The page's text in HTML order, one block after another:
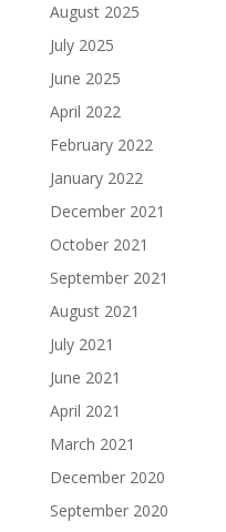
August 2025
July 2025
June 2025
April 2022
February 2022
January 2022
December 2021
October 2021
September 2021
August 2021
July 2021
June 2021
April 2021
March 2021
December 2020
September 2020